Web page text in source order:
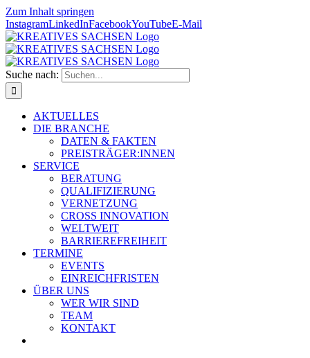
Zum Inhalt springen
InstagramLinkedInFacebookYouTubeE-Mail
Suche nach:
AKTUELLES
DIE BRANCHE
DATEN & FAKTEN
PREISTRÄGER:INNEN
SERVICE
BERATUNG
QUALIFIZIERUNG
VERNETZUNG
CROSS INNOVATION
WELTWEIT
BARRIEREFREIHEIT
TERMINE
EVENTS
EINREICHFRISTEN
ÜBER UNS
WER WIR SIND
TEAM
KONTAKT